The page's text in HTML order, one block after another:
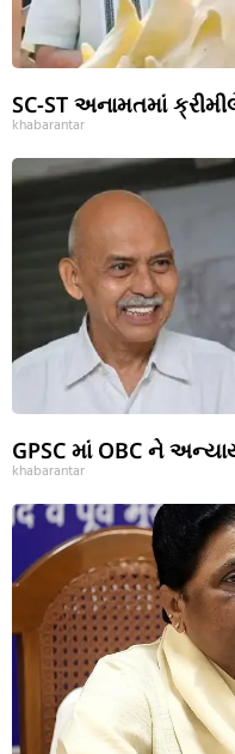
SC-ST અનામતમાં
khabarantar
GPSC માં OBC ને
khabarantar